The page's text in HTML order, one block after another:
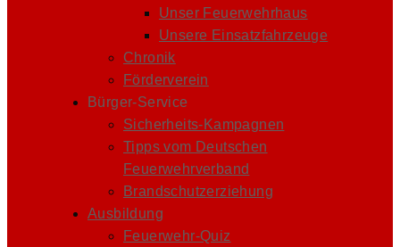
Unser Feuerwehrhaus
Unsere Einsatzfahrzeuge
Chronik
Förderverein
Bürger-Service
Sicherheits-Kampagnen
Tipps vom Deutschen
Feuerwehrverband
Brandschutzerziehung
Ausbildung
Feuerwehr-Quiz